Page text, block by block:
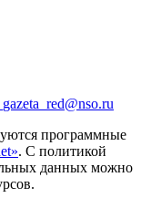
gazeta red@nso.ru
программные
. С политикой
данных можно